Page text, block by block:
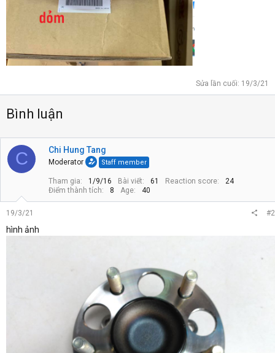
Sửa lần cuối: 19/3/21
Bình luận
C Chi Hung Tang
Moderator Staff member
Tham gia 1/9/16 Bài viết 61 Reaction score
24
Điểm thành tích
8 Age 40
19/3/21 #2
hình ảnh